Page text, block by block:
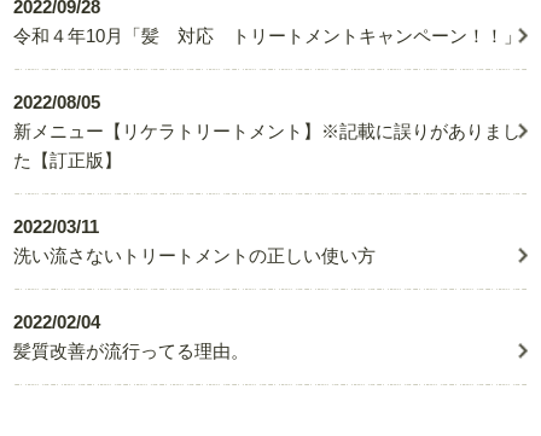
2022/09/28
令和４年10月「髪 対応 トリートメントキャンペーン！！」
2022/08/05
新メニュー【リケラトリートメント】※記載に誤りがありまし
た【訂正版】
2022/03/11
洗い流さないトリートメントの正しい使い方
2022/02/04
髪質改善が流行ってる理由。